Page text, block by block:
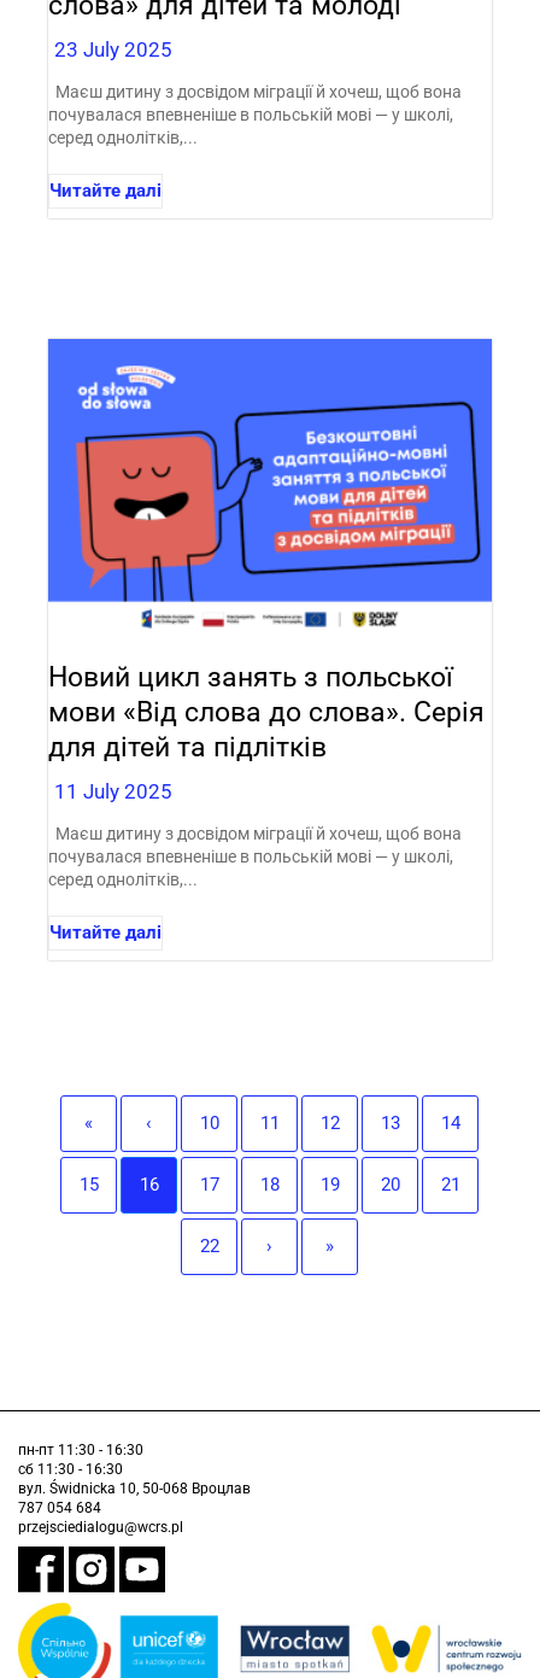
23 July 2025
Маєш дитину з досвідом міграції й хочеш, щоб вона
почувалася впевненіше в польській мові — у школі,
серед однолітків,...
Читайте далі
Новий цикл занять з польської
мови «Від слова до слова». Серія
для дітей та підлітків
11 July 2025
Маєш дитину з досвідом міграції й хочеш, щоб вона
почувалася впевненіше в польській мові — у школі,
серед однолітків,...
Читайте далі
« ‹ 10 11 12 13 14
15 16 17 18 19 20 21
22 › »
пн-пт 11:30 - 16:30
сб 11:30 - 16:30
вул. Świdnicka 10, 50-068 Вроцлав
787 054 684
przejsciedialogu@wcrs.pl